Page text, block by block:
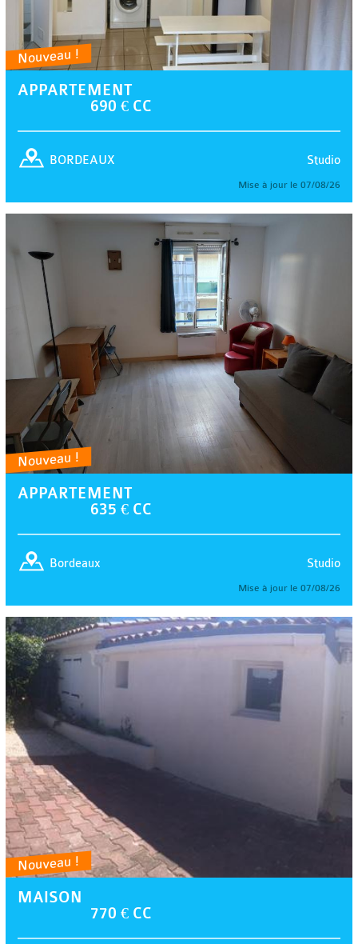
Nouveau !
APPARTEMENT
690 € CC
Studio
BORDEAUX
Mise à jour le 07/08/26
Nouveau !
APPARTEMENT
635 € CC
Studio
Bordeaux
Mise à jour le 07/08/26
Nouveau !
MAISON
770 € CC